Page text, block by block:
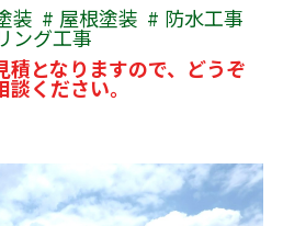
装 屋根塗装 防水工事
ング工事
積となりますので、どうぞ
ください。